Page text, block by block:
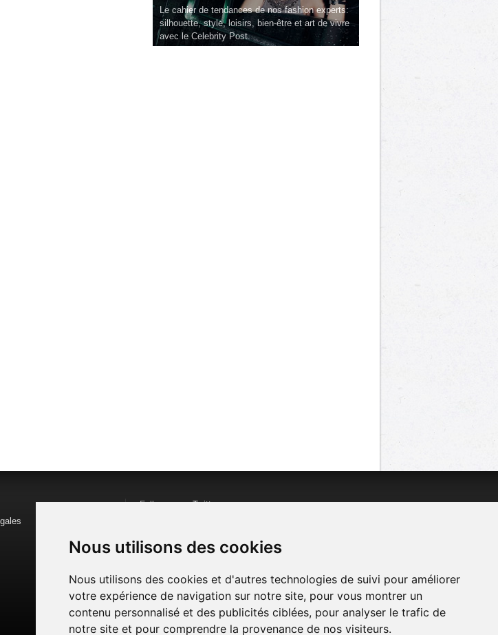
Nous utilisons des cookies
Nous utilisons des cookies et d'autres technologies de suivi pour améliorer
votre expérience de navigation sur notre site, pour vous montrer un
contenu personnalisé et des publicités ciblées, pour analyser le trafic de
notre site et pour comprendre la provenance de nos visiteurs.
Le cahier de tendances de nos fashion experts:
silhouette, style, loisirs, bien-être et art de vivre
avec le Celebrity Post.
Follow us onTwitter
Watch us on